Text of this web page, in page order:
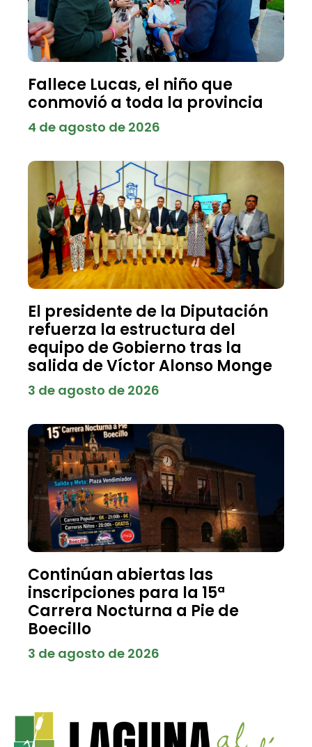
Fallece Lucas, el niño que
conmovió a toda la provincia
4 de agosto de 2026
El presidente de la Diputación
refuerza la estructura del
equipo de Gobierno tras la
salida de Víctor Alonso Monge
3 de agosto de 2026
Continúan abiertas las
inscripciones para la 15ª
Carrera Nocturna a Pie de
Boecillo
3 de agosto de 2026